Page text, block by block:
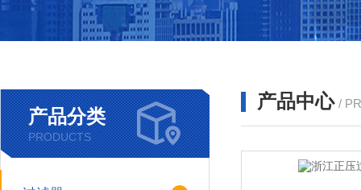
产品分类
PRODUCTS
产品中心 /